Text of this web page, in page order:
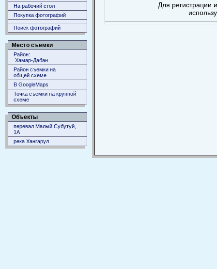
На рабочий стол
Покупка фотографий
Поиск фотографий
Место съемки
Район:
Хамар-Дабан
Район съемки на
общей схеме
В GoogleMaps
Точка съемки на крупной
схеме
Объекты
перевал Малый Субутуй,
1А
река Хангарул
Для регистрации